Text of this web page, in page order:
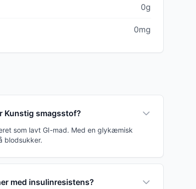
0g
0mg
Kunstig smagsstof?
som lavt GI-mad. Med en glykæmisk
blodsukker.
med insulinresistens?